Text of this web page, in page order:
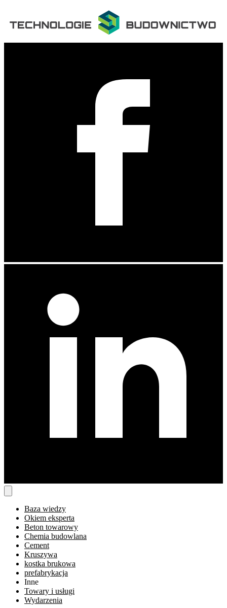
Baza wiedzy
Okiem eksperta
Beton towarowy
Chemia budowlana
Cement
Kruszywa
kostka brukowa
prefabrykacja
Inne
Towary i usługi
Wydarzenia